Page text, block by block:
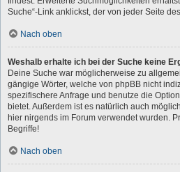
Suche“-Link anklickst, der von jeder Seite
Nach oben
Weshalb erhalte ich bei der Suche keine
Deine Suche war möglicherweise zu
gängige Wörter, welche von phpBB nicht
spezifischere Anfrage und benutze die
bietet. Außerdem ist es natürlich auch
hier nirgends im Forum verwendet wurden.
Begriffe!
Nach oben